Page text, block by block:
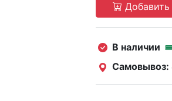
В наличии
Самовывоз: